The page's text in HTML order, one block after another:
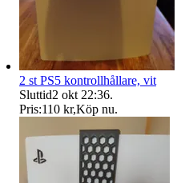
2 st PS5 kontrollhållare, vit
Sluttid2 okt 22:36.
Pris:110 kr,Köp nu.